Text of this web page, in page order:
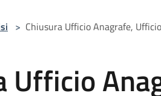
> Chiusura Ufficio Anagrafe,
Ufficio